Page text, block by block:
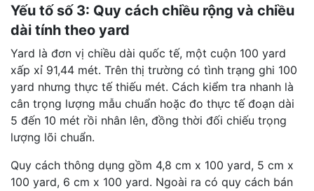
Yếu tố số 3: Quy cách chiều rộng và chiều
dài tính theo yard
Yard là đơn vị chiều dài quốc tế, một cuộn 100 yard
xấp xỉ 91,44 mét. Trên thị trường có tình trạng ghi 100
yard nhưng thực tế thiếu mét. Cách kiểm tra nhanh là
cân trọng lượng mẫu chuẩn hoặc đo thực tế đoạn dài
5 đến 10 mét rồi nhân lên, đồng thời đối chiếu trọng
lượng lõi chuẩn.
Quy cách thông dụng gồm 4,8 cm x 100 yard, 5 cm x
100 yard, 6 cm x 100 yard. Ngoài ra có quy cách bán